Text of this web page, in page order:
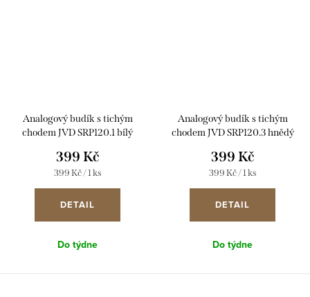
Analogový budík s tichým
chodem JVD SRP120.1 bílý
399 Kč
Měrná
399 Kč / 1 ks
DETAIL
Do týdne
Analogový budík s tichým
chodem JVD SRP120.3 hnědý
399 Kč
Měrná
399 Kč / 1 ks
DETAIL
Do týdne